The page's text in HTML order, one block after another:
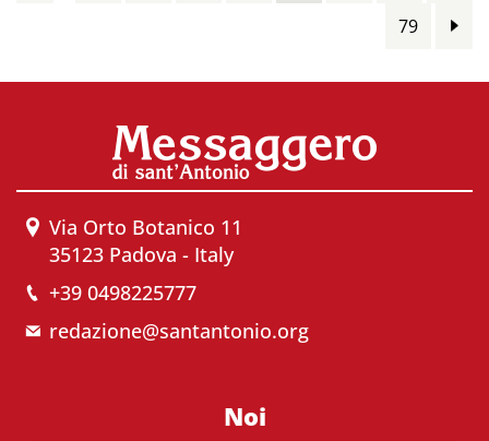
79
Via Orto Botanico 11
35123 Padova - Italy
+39 0498225777
redazione@santantonio.org
Noi